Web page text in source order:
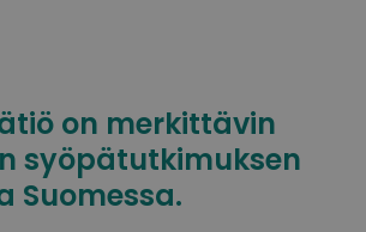
on merkittävin
syöpätutkimuksen
Suomessa.